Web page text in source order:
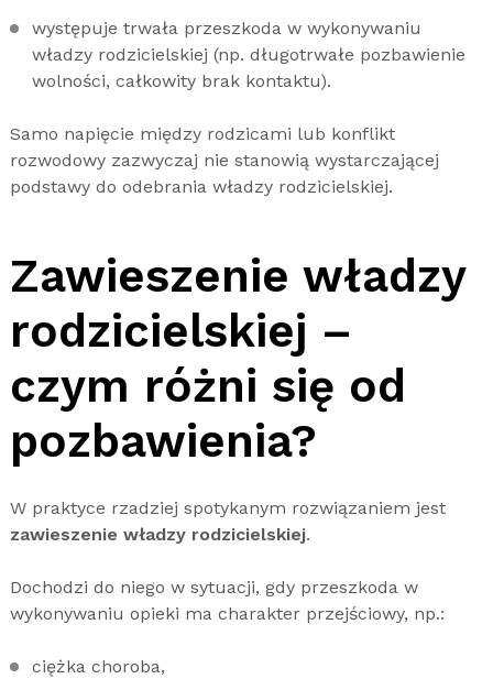
występuje trwała przeszkoda w wykonywaniu
władzy rodzicielskiej (np. długotrwałe pozbawienie
wolności, całkowity brak kontaktu).
Samo napięcie między rodzicami lub konflikt
rozwodowy zazwyczaj nie stanowią wystarczającej
podstawy do odebrania władzy rodzicielskiej.
Zawieszenie władzy
rodzicielskiej –
czym różni się od
pozbawienia?
W praktyce rzadziej spotykanym rozwiązaniem jest
zawieszenie władzy rodzicielskiej.
Dochodzi do niego w sytuacji, gdy przeszkoda w
wykonywaniu opieki ma charakter przejściowy, np.:
ciężka choroba,